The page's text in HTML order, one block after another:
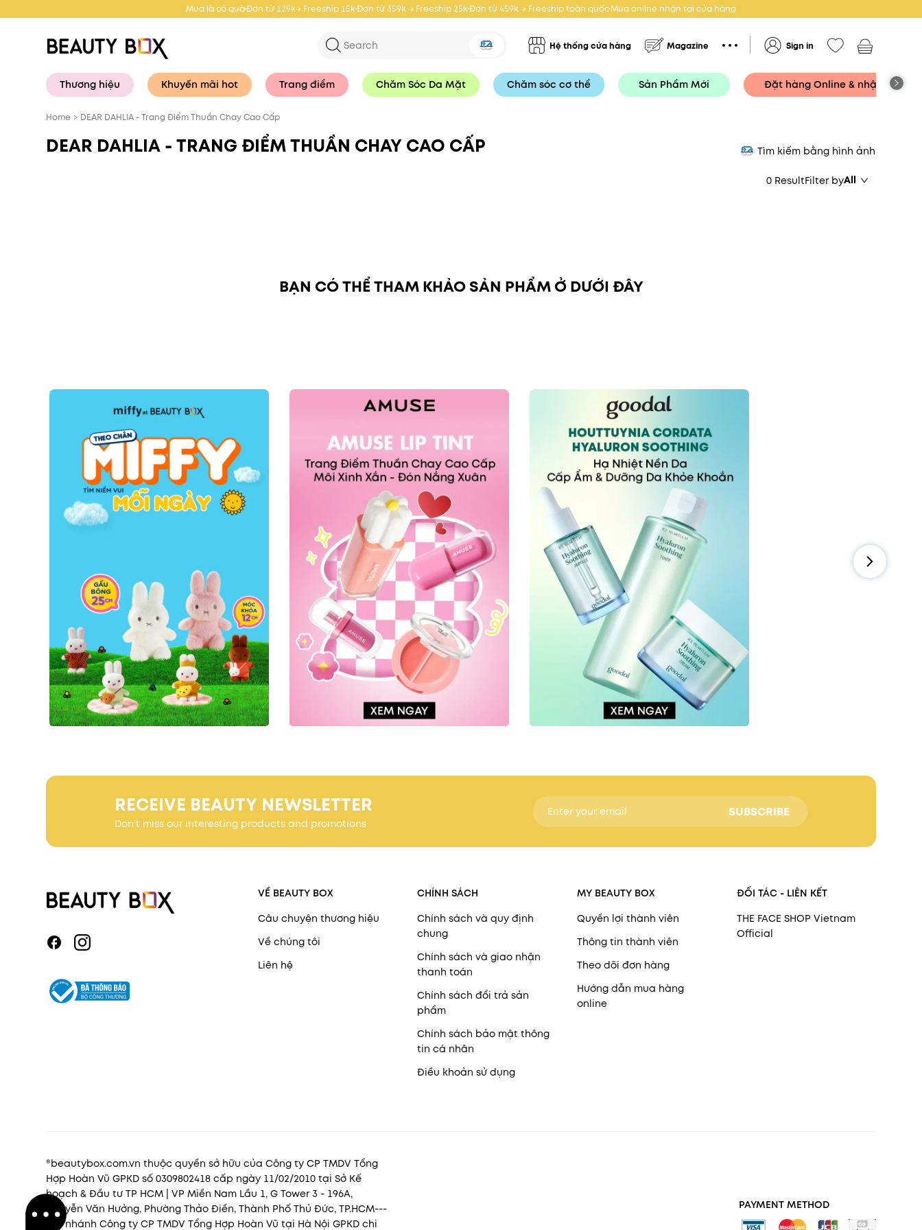
Mua là có quàĐơn từ 129k→ Freeship 15kĐơn từ 359k → Freeship 25kĐơn từ 459k → Freeship toàn quốcMua online nhận tại cửa hàng
Hệ thống cửa hàng Magazine Sign in
Thương hiệu Khuyến mãi hot Trang điểm Chăm Sóc Da Mặt Chăm sóc cơ thể Sản Phẩm Mới Đặt hàng Online & nhận tại
Home > DEAR DAHLIA - Trang Điểm Thuần Chay Cao Cấp
DEAR DAHLIA - TRANG ĐIỂM THUẦN CHAY CAO CẤP Tìm kiếm bằng hình ảnh
0 ResultFilter byAll
BẠN CÓ THỂ THAM KHẢO SẢN PHẨM Ở DƯỚI ĐÂY
RECEIVE BEAUTY NEWSLETTER
Don't miss our interesting products and promotions
SUBSCRIBE
VỀ BEAUTY BOX
Câu chuyện thương hiệu
Về chúng tôi
Liên hệ
CHÍNH SÁCH
Chính sách và quy định
chung
Chính sách và giao nhận
thanh toán
Chính sách đổi trả sản
phẩm
Chính sách bảo mật thông
tin cá nhân
Điều khoản sử dụng
MY BEAUTY BOX
Quyền lợi thành viên
Thông tin thành viên
Theo dõi đơn hàng
Hướng dẫn mua hàng
online
ĐỐI TÁC - LIÊN KẾT
THE FACE SHOP Vietnam
Official
®beautybox.com.vn thuộc quyền sở hữu của Công ty CP TMDV Tổng
Hợp Hoàn Vũ GPKD số 0309802418 cấp ngày 11/02/2010 tại Sở Kế
hoạch & Đầu tư TP HCM | VP Miền Nam Lầu 1, G Tower 3 - 196A,
Nguyễn Văn Hưởng, Phường Thảo Điền, Thành Phố Thủ Đức, TP.HCM---
Chi nhánh Công ty CP TMDV Tổng Hợp Hoàn Vũ tại Hà Nội GPKD chi
PAYMENT METHOD